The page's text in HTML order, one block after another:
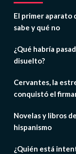
El primer aparato
sabe y qué no
¿Qué habría
disuelto?
Cervantes, la
conquistó el
Novelas y libros
hispanismo
¿Quién está